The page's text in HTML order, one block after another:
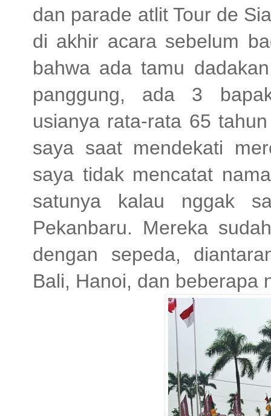
dan parade atlit Tour de
di akhir acara sebelum
bahwa ada tamu
panggung, ada 3
usianya rata-rata 65
saya saat mendekati
saya tidak mencatat
satunya kalau nggak
Pekanbaru. Mereka
dengan sepeda,
Bali, Hanoi, dan beberapa